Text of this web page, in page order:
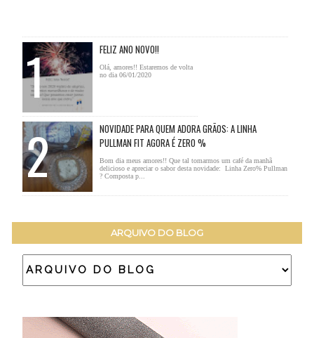
FELIZ ANO NOVO!!
Olá, amores!! Estaremos de volta
no dia 06/01/2020
NOVIDADE PARA QUEM ADORA GRÃOS: A LINHA
PULLMAN FIT AGORA É ZERO %
Bom dia meus amores!! Que tal tomarmos um café da manhã
delicioso e apreciar o sabor desta novidade: Linha Zero% Pullman
? Composta p...
ARQUIVO DO BLOG